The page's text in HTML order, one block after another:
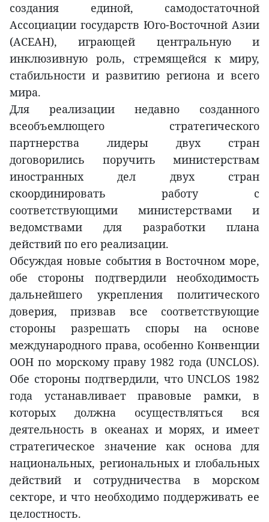
создания единой, самодостаточной
Ассоциации государств Юго-Восточной Азии
(АСЕАН), играющей центральную и
инклюзивную роль, стремящейся к миру,
стабильности и развитию региона и всего
мира.
Для реализации недавно созданного
всеобъемлющего стратегического
партнерства лидеры двух стран
договорились поручить министерствам
иностранных дел двух стран
скоординировать работу с
соответствующими министерствами и
ведомствами для разработки плана
действий по его реализации.
Обсуждая новые события в Восточном море,
обе стороны подтвердили необходимость
дальнейшего укрепления политического
доверия, призвав все соответствующие
стороны разрешать споры на основе
международного права, особенно Конвенции
ООН по морскому праву 1982 года (UNCLOS).
Обе стороны подтвердили, что UNCLOS 1982
года устанавливает правовые рамки, в
которых должна осуществляться вся
деятельность в океанах и морях, и имеет
стратегическое значение как основа для
национальных, региональных и глобальных
действий и сотрудничества в морском
секторе, и что необходимо поддерживать ее
целостность.